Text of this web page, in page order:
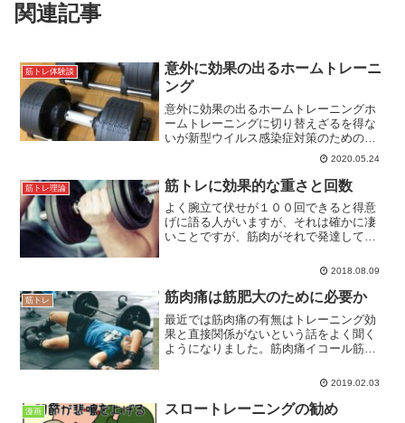
関連記事
筋トレ体験談
意外に効果の出るホームトレーニ
ング
意外に効果の出るホームトレーニングホ
ームトレーニングに切り替えざるを得な
いが新型ウイルス感染症対策のためのス
ポーツクラブ休業で、ホームトレーニン
グを余儀なくされることになりました。
ジムでマシンやフリーウエイトを使って
ようやく効果が出てきてい...
2020.05.24
筋トレ理論 筋トレに効果的な重さと回数
よく腕立て伏せが１００回できると得意
げに語る人がいますが、それは確かに凄
いことですが、筋肉がそれで発達してい
が２０回も連続でできるようになった時
は軽すぎるということになります。
2018.08.09
筋トレ 筋肉痛は筋肥大のために必要か
最近では筋肉痛の有無はトレーニング効
果と直接関係がないという話をよく聞く
ようになりました。筋肉痛イコール筋肥
分な刺激が筋肉に与えられていれば、筋
ようです。
2019.02.03
漫画 スロートレーニングの勧め